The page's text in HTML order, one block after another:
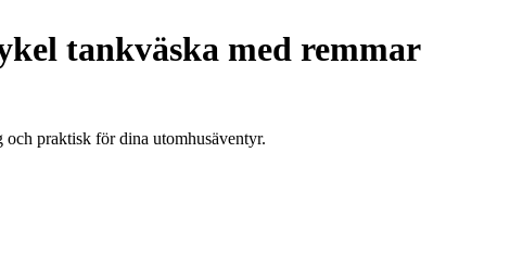
tankväska med remmar
praktisk för dina utomhusäventyr.